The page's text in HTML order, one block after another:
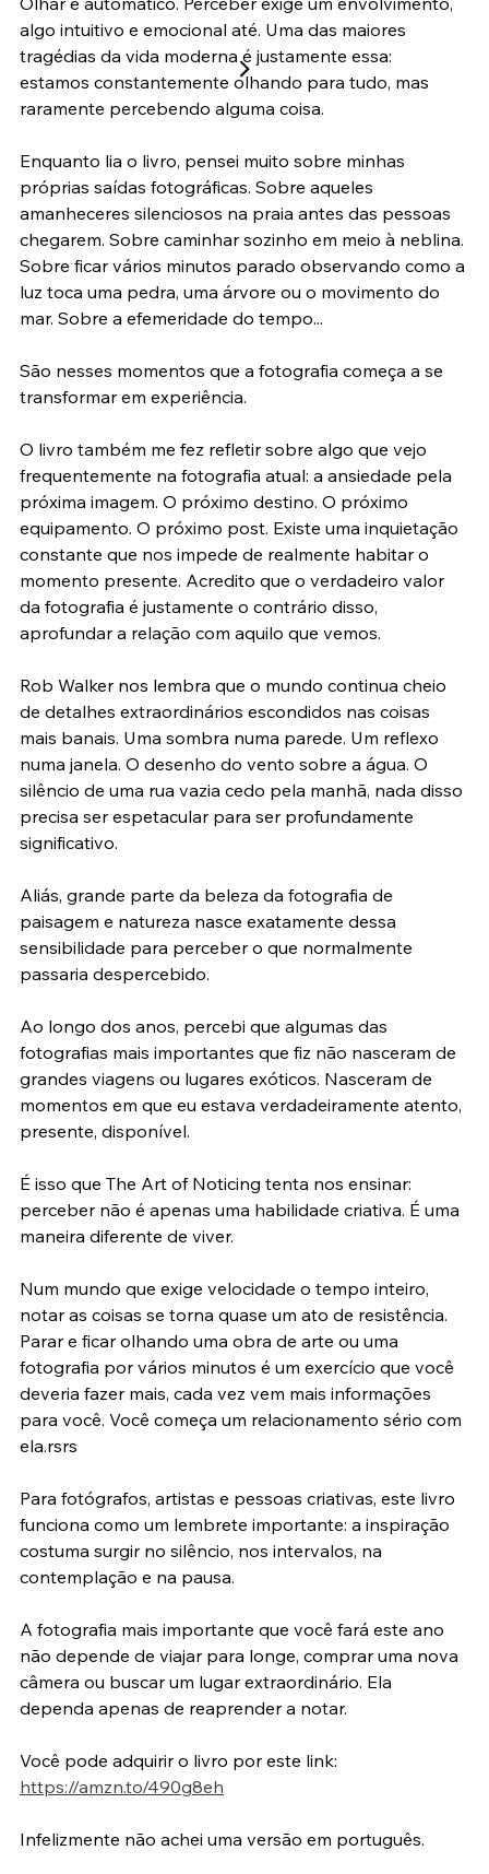
Existe uma enorme diferença entre olhar e perceber.
Olhar é automático. Perceber exige um envolvimento,
algo intuitivo e emocional até. Uma das maiores
tragédias da vida moderna é justamente essa:
estamos constantemente olhando para tudo, mas
Enquanto lia o livro, pensei muito sobre minhas
próprias saídas fotográficas. Sobre aqueles
amanheceres silenciosos na praia antes das pessoas
chegarem. Sobre caminhar sozinho em meio à neblina.
Sobre ficar vários minutos parado observando como a
luz toca uma pedra, uma árvore ou o movimento do
São nesses momentos que a fotografia começa a se
O livro também me fez refletir sobre algo que vejo
frequentemente na fotografia atual: a ansiedade pela
próxima imagem. O próximo destino. O próximo
equipamento. O próximo post. Existe uma inquietação
constante que nos impede de realmente habitar o
momento presente. Acredito que o verdadeiro valor
da fotografia é justamente o contrário disso,
Rob Walker nos lembra que o mundo continua cheio
de detalhes extraordinários escondidos nas coisas
mais banais. Uma sombra numa parede. Um reflexo
numa janela. O desenho do vento sobre a água. O
silêncio de uma rua vazia cedo pela manhã, nada disso
precisa ser espetacular para ser profundamente
Aliás, grande parte da beleza da fotografia de
paisagem e natureza nasce exatamente dessa
sensibilidade para perceber o que normalmente
Ao longo dos anos, percebi que algumas das
fotografias mais importantes que fiz não nasceram de
grandes viagens ou lugares exóticos. Nasceram de
momentos em que eu estava verdadeiramente atento,
É isso que The Art of Noticing tenta nos ensinar:
perceber não é apenas uma habilidade criativa. É uma
Num mundo que exige velocidade o tempo inteiro,
notar as coisas se torna quase um ato de resistência.
Parar e ficar olhando uma obra de arte ou uma
fotografia por vários minutos é um exercício que você
deveria fazer mais, cada vez vem mais informações
para você. Você começa um relacionamento sério com
Para fotógrafos, artistas e pessoas criativas, este livro
funciona como um lembrete importante: a inspiração
costuma surgir no silêncio, nos intervalos, na
A fotografia mais importante que você fará este ano
não depende de viajar para longe, comprar uma nova
câmera ou buscar um lugar extraordinário. Ela
Você pode adquirir o livro por este link: